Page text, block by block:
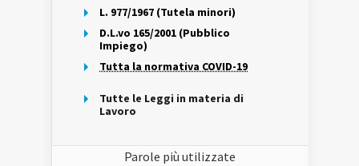
L. 977/1967 (Tutela minori)
D.L.vo 165/2001 (Pubblico
Impiego)
Tutta la normativa COVID-19
Tutte le Leggi in materia di
Lavoro
Parole più utilizzate